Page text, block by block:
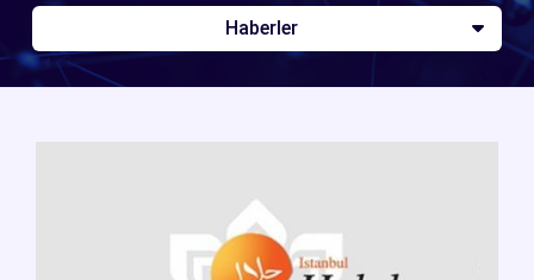
Haberler